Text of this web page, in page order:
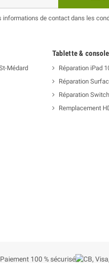
informations de contact dans les
Médard
Tablette & console
Réparation iPad
Réparation
Réparation
Remplacement
Paiement 100 % sécurisé